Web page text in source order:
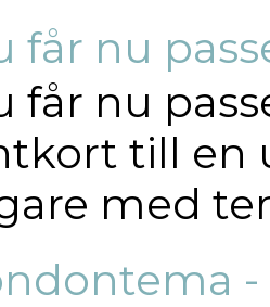
får nu
får nu
till en
med